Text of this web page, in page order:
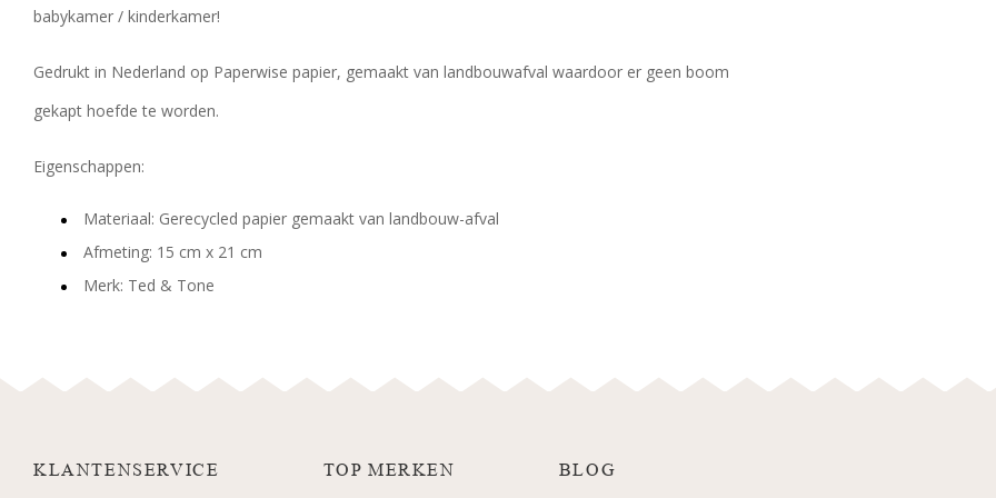
babykamer / kinderkamer!
Gedrukt in Nederland op Paperwise papier, gemaakt van landbouwafval waardoor er geen boom
gekapt hoefde te worden.
Eigenschappen:
Materiaal: Gerecycled papier gemaakt van landbouw-afval
Afmeting: 15 cm x 21 cm
Merk: Ted & Tone
KLANTENSERVICE TOP MERKEN BLOG